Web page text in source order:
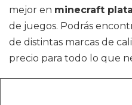
mejor en minecraft
de juegos. Podrás
de distintas marcas de
precio para todo lo que